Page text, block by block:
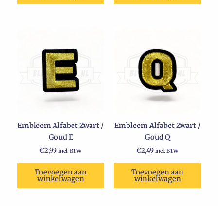
Embleem Alfabet Zwart /
Goud E
€2,99 incl. BTW
Toevoegen aan
winkelwagen
Embleem Alfabet Zwart /
Goud Q
€2,49 incl. BTW
Toevoegen aan
winkelwagen